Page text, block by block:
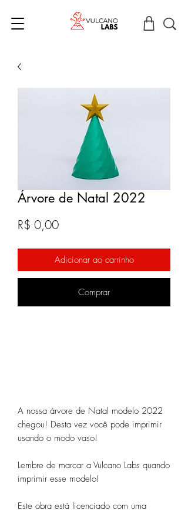
Árvore de Natal 2022
R$ 0,00Preço
Adicionar ao carrinho
Comprar
A nossa árvore de Natal modelo 2022
chegou! Desta vez você pode imprimir
usando o modo vaso!
Lembre de marcar a Vulcano Labs quando
imprimir esse modelo!
Este obra está licenciado com uma